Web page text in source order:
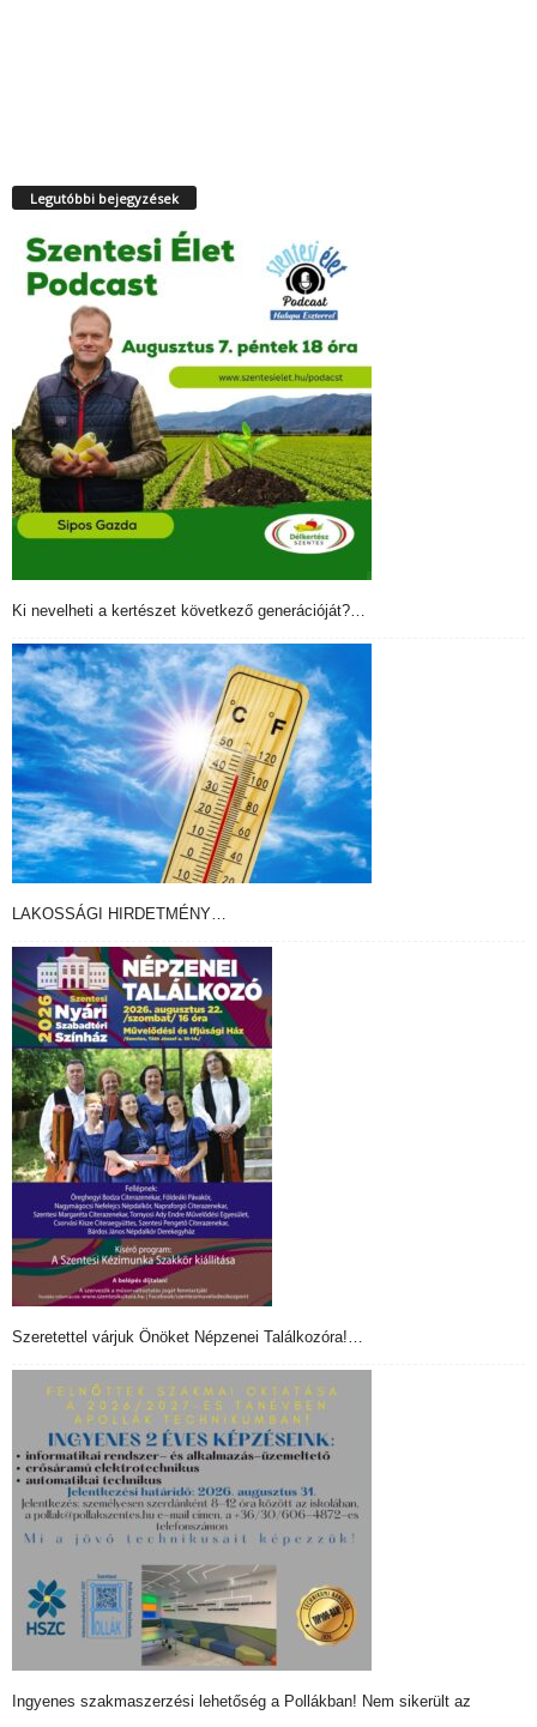
Legutóbbi bejegyzések
Ki nevelheti a kertészet következő generációját?…
LAKOSSÁGI HIRDETMÉNY…
Szeretettel várjuk Önöket Népzenei Találkozóra!…
Ingyenes szakmaszerzési lehetőség a Pollákban! Nem sikerült az